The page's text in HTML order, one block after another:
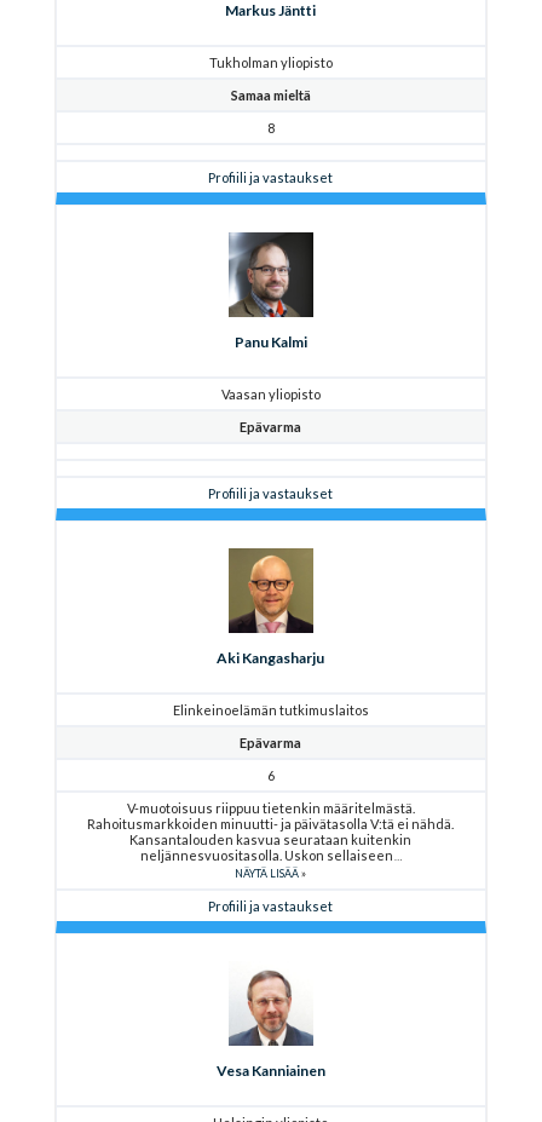
Markus Jäntti
Tukholman yliopisto
Samaa mieltä
8
Profiili ja vastaukset
Panu Kalmi
Vaasan yliopisto
Epävarma
Profiili ja vastaukset
Aki Kangasharju
Elinkeinoelämän tutkimuslaitos
Epävarma
6
V-muotoisuus riippuu tietenkin määritelmästä.
Rahoitusmarkkoiden minuutti- ja päivätasolla V:tä ei nähdä.
Kansantalouden kasvua seurataan kuitenkin
neljännesvuositasolla. Uskon sellaiseen
NÄYTÄ LISÄÄ
Profiili ja vastaukset
Vesa Kanniainen